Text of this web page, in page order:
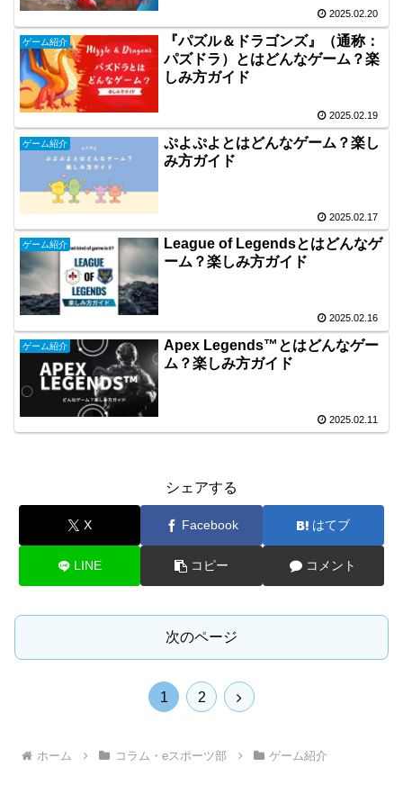
2025.02.20
ゲーム紹介
『パズル＆ドラゴンズ』（通称：
パズドラ）とはどんなゲーム？楽
しみ方ガイド
2025.02.19
ゲーム紹介
ぷよぷよとはどんなゲーム？楽し
み方ガイド
2025.02.17
ゲーム紹介
League of Legendsとはどんなゲ
ーム？楽しみ方ガイド
2025.02.16
ゲーム紹介
Apex Legends™とはどんなゲー
ム？楽しみ方ガイド
2025.02.11
シェアする
X Facebook はてブ
LINE コピー コメント
次のページ
1 2
次
ホーム コラム・eスポーツ部 ゲーム紹介